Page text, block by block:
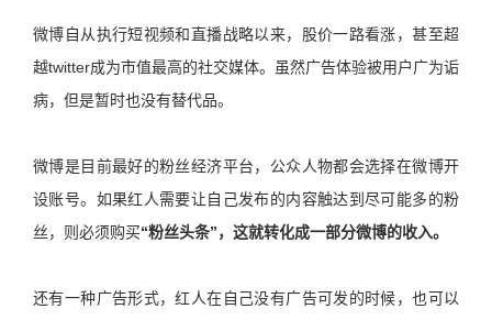
微博自从执行短视频和直播战略以来，股价一路看涨，甚至超
越twitter成为市值最高的社交媒体。虽然广告体验被用户广为诟
病，但是暂时也没有替代品。
微博是目前最好的粉丝经济平台，公众人物都会选择在微博开
设账号。如果红人需要让自己发布的内容触达到尽可能多的粉
丝，则必须购买“粉丝头条”，这就转化成一部分微博的收入。
还有一种广告形式，红人在自己没有广告可发的时候，也可以